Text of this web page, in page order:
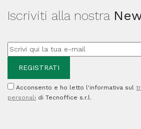
90
-
inkjet
opaca
Iscriviti alla nostra
Acconsento e ho letto l'informativa sul
personali di Tecnoffice s.r.l.